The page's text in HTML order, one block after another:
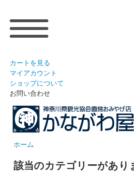
カートを見る
マイアカウント
ショップについて
お問い合わせ
ホーム
該当のカテゴリーがあり